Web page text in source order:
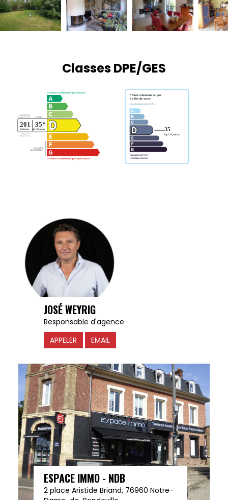
Classes DPE/GES
JOSÉ WEYRIG
Responsable d'agence
APPELER
EMAIL
ESPACE IMMO - NDB
2 place Aristide Briand, 76960 Notre-